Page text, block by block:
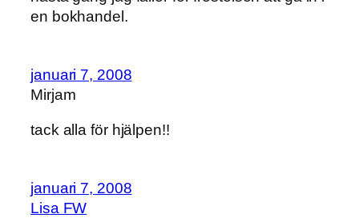
en bokhandel.
januari 7, 2008
Mirjam
tack alla för hjälpen!!
januari 7, 2008
Lisa FW